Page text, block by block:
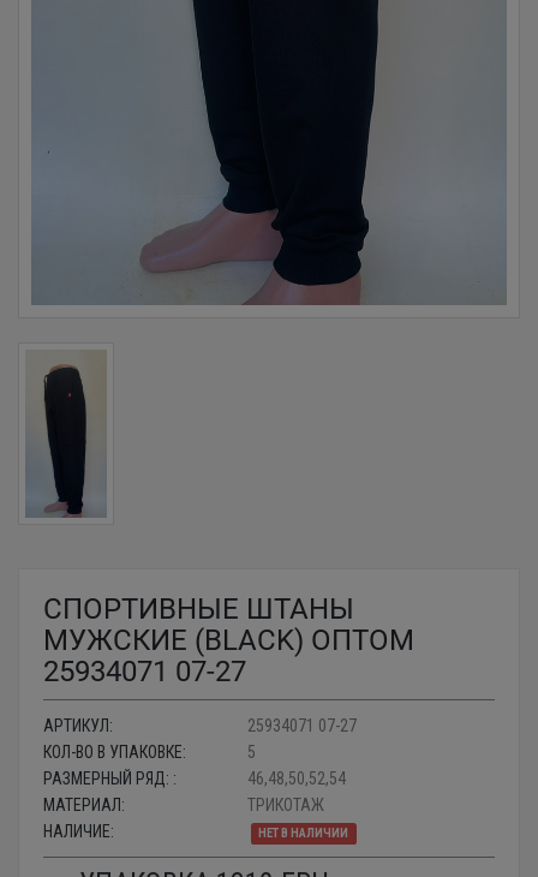
СПОРТИВНЫЕ ШТАНЫ
МУЖСКИЕ (BLACK) ОПТОМ
25934071 07-27
АРТИКУЛ:
25934071 07-27
КОЛ-ВО В УПАКОВКЕ:
5
РАЗМЕРНЫЙ РЯД: :
46,48,50,52,54
МАТЕРИАЛ:
ТРИКОТАЖ
НАЛИЧИЕ:
НЕТ В НАЛИЧИИ